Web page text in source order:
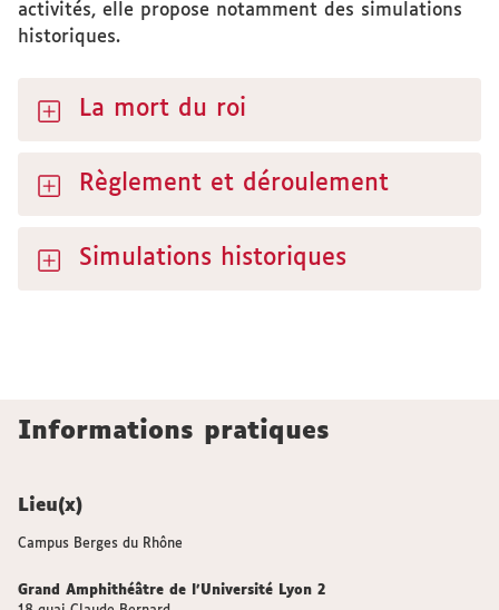
activités, elle propose notamment des simulations
historiques.
La mort du roi
Règlement et déroulement
Simulations historiques
Informations pratiques
Lieu(x)
Campus Berges du Rhône
Grand Amphithéâtre de l’Université Lyon 2